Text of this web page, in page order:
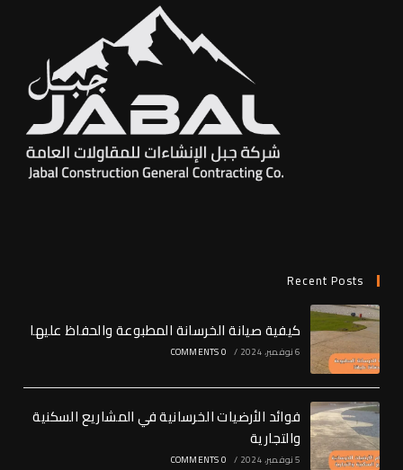
Recent Posts
كيفية صيانة الخرسانة المطبوعة والحفاظ عليها
6 نوفمبر، 2024 /
0 COMMENTS
فوائد الأرضيات الخرسانية في المشاريع السكنية
والتجارية
5 نوفمبر، 2024 /
0 COMMENTS